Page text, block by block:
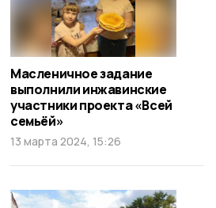
Масленичное задание
выполнили инжавинские
участники проекта «Всей
семьёй»
13 марта 2024, 15:26